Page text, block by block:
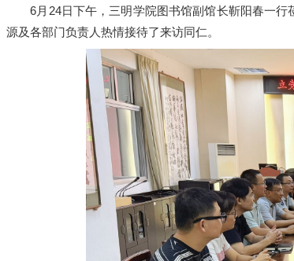
6月 24日下午， 三明学院图书馆副馆长靳阳春一行
源及各部门负责人热情接待了来访同仁。